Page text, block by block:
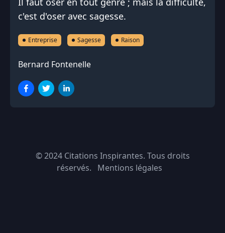
c'est d'oser avec sagesse.
Entreprise Sagesse Raison
Bernard Fontenelle
© 2024 Citations Inspirantes. Tous droits
réservés.
Mentions légales